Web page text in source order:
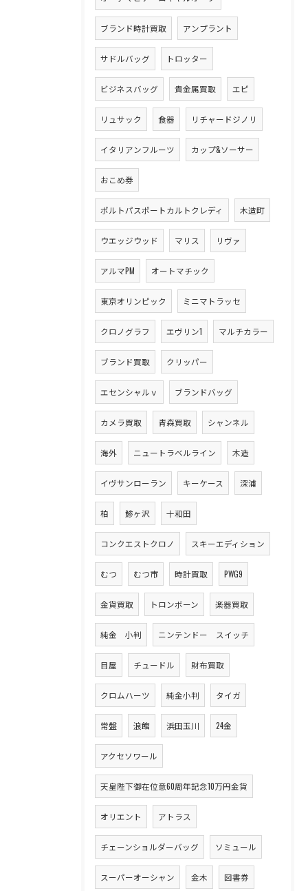
ブランド時計買取 アンプラント
サドルバッグ トロッター
ビジネスバッグ 貴金属買取 エピ
リュサック 食器 リチャードジノリ
イタリアンフルーツ カップ&ソーサー
おこめ券
ポルトパスポートカルトクレディ 木造町
ウエッジウッド マリス リヴァ
アルマPM オートマチック
東京オリンピック ミニマトラッセ
クロノグラフ エヴリン1 マルチカラー
ブランド買取 クリッパー
エセンシャルｖ ブランドバッグ
カメラ買取 青森買取 シャンネル
海外 ニュートラベルライン 木造
イヴサンローラン キーケース 深浦
柏 鯵ヶ沢 十和田
コンクエストクロノ スキーエディション
むつ むつ市 時計買取 PWG9
金貨買取 トロンボーン 楽器買取
純金 小判 ニンテンドー スイッチ
目屋 チュードル 財布買取
クロムハーツ 純金小判 タイガ
常盤 浪館 浜田玉川 24金
アクセソワール
天皇陛下御在位意60周年記念10万円金貨
オリエント アトラス
チェーンショルダーバッグ ソミュール
スーパーオーシャン 金木 図書券